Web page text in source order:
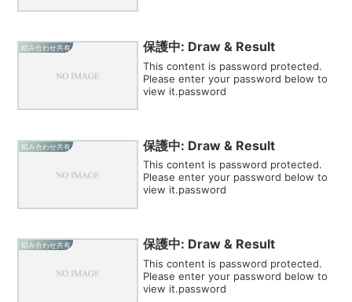
組み合わせ共有 保護中: Draw & Result
This content is password protected.
Please enter your password below to
view it.password
組み合わせ共有 保護中: Draw & Result
This content is password protected.
Please enter your password below to
view it.password
組み合わせ共有 保護中: Draw & Result
This content is password protected.
Please enter your password below to
view it.password